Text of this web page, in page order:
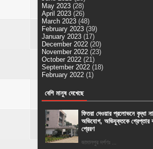
May 2023 (28)
April 2023 (26)
March 2023 (48)
February 2023 (39)
January 2023 (17)
December 2022 (20)
November 2022 (23)
October 2022 (21)
September 2022 (18)
February 2022 (1)
বেশি মানুষ দেখেছে
ফিতরা দেওয়ার প্রলোভনে বৃদ্ধা
অভিযোগ, অভিযুক্তকে গ্রেপ্তার
প্রেরণ
জামালপুর দর্পণঃ ...